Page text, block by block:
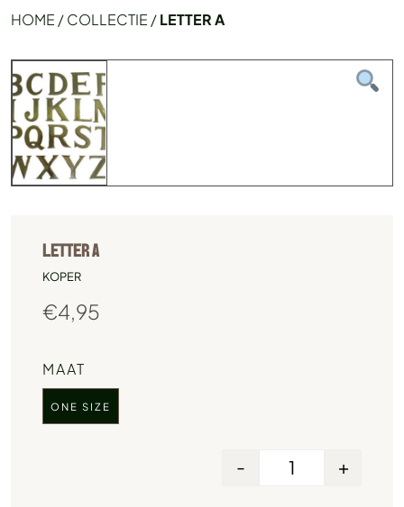
HOME /COLLECTIE /LETTER A
LETTER A
KOPER
€4,95
MAAT
ONE SIZE
- +